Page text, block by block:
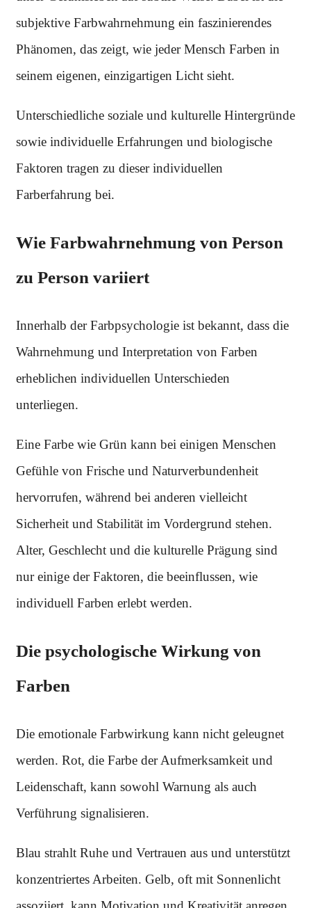
subjektive Farbwahrnehmung ein faszinierendes
Phänomen, das zeigt, wie jeder Mensch Farben in
seinem eigenen, einzigartigen Licht sieht.
Unterschiedliche soziale und kulturelle Hintergründe
sowie individuelle Erfahrungen und biologische
Faktoren tragen zu dieser individuellen
Farberfahrung bei.
Wie Farbwahrnehmung von Person
zu Person variiert
Innerhalb der Farbpsychologie ist bekannt, dass die
Wahrnehmung und Interpretation von Farben
erheblichen individuellen Unterschieden
unterliegen.
Eine Farbe wie Grün kann bei einigen Menschen
Gefühle von Frische und Naturverbundenheit
hervorrufen, während bei anderen vielleicht
Sicherheit und Stabilität im Vordergrund stehen.
Alter, Geschlecht und die kulturelle Prägung sind
nur einige der Faktoren, die beeinflussen, wie
individuell Farben erlebt werden.
Die psychologische Wirkung von
Farben
Die emotionale Farbwirkung kann nicht geleugnet
werden. Rot, die Farbe der Aufmerksamkeit und
Leidenschaft, kann sowohl Warnung als auch
Verführung signalisieren.
Blau strahlt Ruhe und Vertrauen aus und unterstützt
konzentriertes Arbeiten. Gelb, oft mit Sonnenlicht